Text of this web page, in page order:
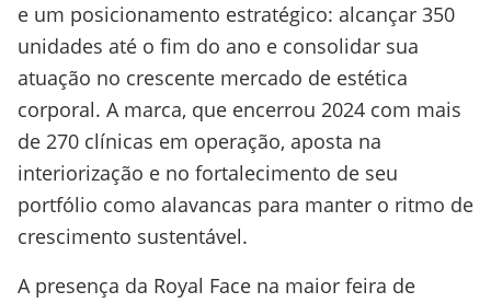
e um posicionamento estratégico: alcançar 350
unidades até o fim do ano e consolidar sua
atuação no crescente mercado de estética
corporal. A marca, que encerrou 2024 com mais
de 270 clínicas em operação, aposta na
interiorização e no fortalecimento de seu
portfólio como alavancas para manter o ritmo de
crescimento sustentável.
A presença da Royal Face na maior feira de